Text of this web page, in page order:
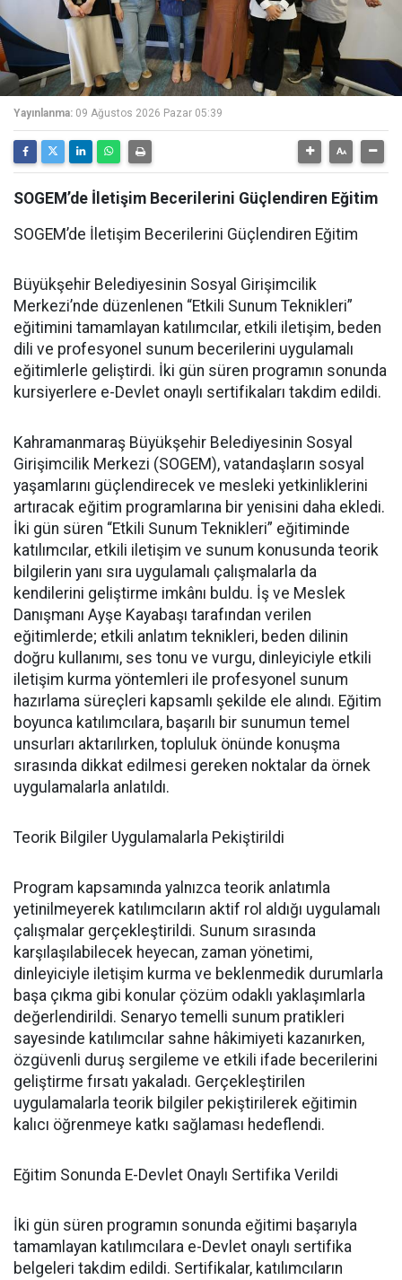
Yayınlanma: 09 Ağustos 2026 Pazar 05:39
SOGEM’de İletişim Becerilerini Güçlendiren Eğitim
SOGEM’de İletişim Becerilerini Güçlendiren Eğitim
Büyükşehir Belediyesinin Sosyal Girişimcilik
Merkezi’nde düzenlenen “Etkili Sunum Teknikleri”
eğitimini tamamlayan katılımcılar, etkili iletişim, beden
dili ve profesyonel sunum becerilerini uygulamalı
eğitimlerle geliştirdi. İki gün süren programın sonunda
kursiyerlere e-Devlet onaylı sertifikaları takdim edildi.
Kahramanmaraş Büyükşehir Belediyesinin Sosyal
Girişimcilik Merkezi (SOGEM), vatandaşların sosyal
yaşamlarını güçlendirecek ve mesleki yetkinliklerini
artıracak eğitim programlarına bir yenisini daha ekledi.
İki gün süren “Etkili Sunum Teknikleri” eğitiminde
katılımcılar, etkili iletişim ve sunum konusunda teorik
bilgilerin yanı sıra uygulamalı çalışmalarla da
kendilerini geliştirme imkânı buldu. İş ve Meslek
Danışmanı Ayşe Kayabaşı tarafından verilen
eğitimlerde; etkili anlatım teknikleri, beden dilinin
doğru kullanımı, ses tonu ve vurgu, dinleyiciyle etkili
iletişim kurma yöntemleri ile profesyonel sunum
hazırlama süreçleri kapsamlı şekilde ele alındı. Eğitim
boyunca katılımcılara, başarılı bir sunumun temel
unsurları aktarılırken, topluluk önünde konuşma
sırasında dikkat edilmesi gereken noktalar da örnek
uygulamalarla anlatıldı.
Teorik Bilgiler Uygulamalarla Pekiştirildi
Program kapsamında yalnızca teorik anlatımla
yetinilmeyerek katılımcıların aktif rol aldığı uygulamalı
çalışmalar gerçekleştirildi. Sunum sırasında
karşılaşılabilecek heyecan, zaman yönetimi,
dinleyiciyle iletişim kurma ve beklenmedik durumlarla
başa çıkma gibi konular çözüm odaklı yaklaşımlarla
değerlendirildi. Senaryo temelli sunum pratikleri
sayesinde katılımcılar sahne hâkimiyeti kazanırken,
özgüvenli duruş sergileme ve etkili ifade becerilerini
geliştirme fırsatı yakaladı. Gerçekleştirilen
uygulamalarla teorik bilgiler pekiştirilerek eğitimin
kalıcı öğrenmeye katkı sağlaması hedeflendi.
Eğitim Sonunda E-Devlet Onaylı Sertifika Verildi
İki gün süren programın sonunda eğitimi başarıyla
tamamlayan katılımcılara e-Devlet onaylı sertifika
belgeleri takdim edildi. Sertifikalar, katılımcıların